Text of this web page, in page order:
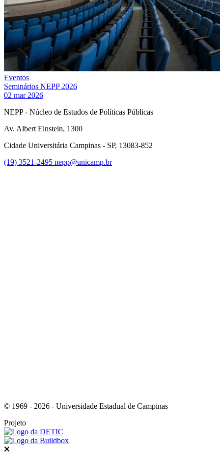
Eventos
Seminários NEPP 2026
02 mar 2026
NEPP - Núcleo de Estudos de Políticas Públicas
Av. Albert Einstein, 1300
Cidade Universitária Campinas - SP, 13083-852
(19) 3521-2495 nepp@unicamp.br
© 1969 - 2026 - Universidade Estadual de Campinas
Projeto